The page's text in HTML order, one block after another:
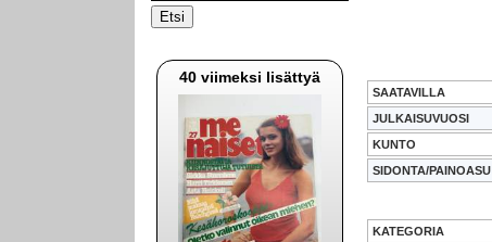
40 viimeksi lisättyä
SAATAVILLA
JULKAISUVUOSI
KUNTO
SIDONTA/PAINOASU
KATEGORIA